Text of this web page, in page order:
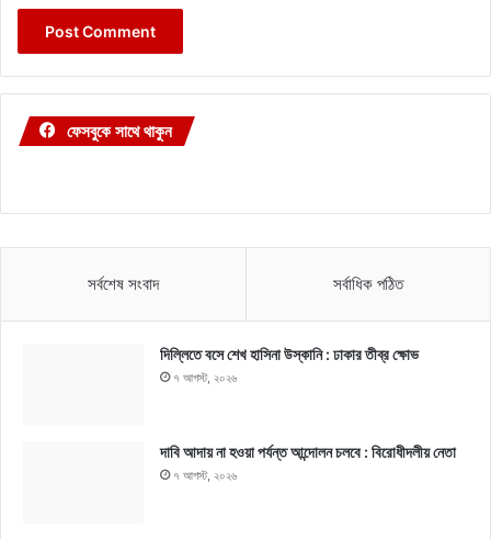
ফেসবুকে সাথে থাকুন
সর্বশেষ সংবাদ সর্বাধিক পঠিত
দিল্লিতে বসে শেখ হাসিনা উস্কানি : ঢাকার তীব্র ক্ষোভ
৭ আগস্ট, ২০২৬
দাবি আদায় না হওয়া পর্যন্ত আন্দোলন চলবে : বিরোধীদলীয় নেতা
৭ আগস্ট, ২০২৬